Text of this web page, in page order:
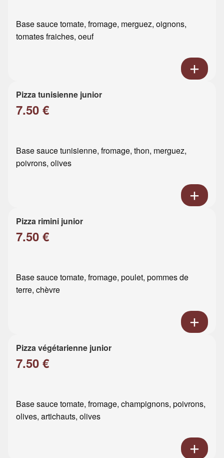
Base sauce tomate, fromage, merguez, oignons,
tomates fraiches, oeuf
Pizza tunisienne junior
7.50 €
Base sauce tunisienne, fromage, thon, merguez,
poivrons, olives
Pizza rimini junior
7.50 €
Base sauce tomate, fromage, poulet, pommes de
terre, chèvre
Pizza végétarienne junior
7.50 €
Base sauce tomate, fromage, champignons, poivrons,
olives, artichauts, olives